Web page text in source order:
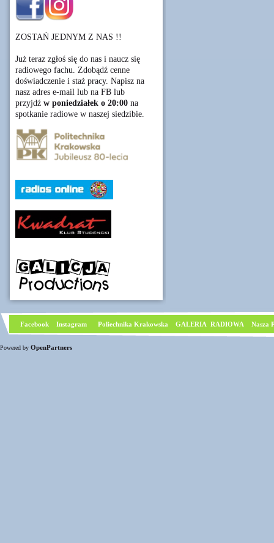
ZOSTAŃ JEDNYM Z NAS !!
Już teraz zgłoś się do nas i naucz się
radiowego fachu. Zdobądź cenne
doświadczenie i staż pracy. Napisz na
nasz adres e-mail lub na FB lub
przyjdź w poniedziałek o 20:00 na
spotkanie radiowe w naszej siedzibie.
Facebook Instagram Poliechnika Krakowska GALERIA RADIOWA Nasza
Powered by OpenPartners